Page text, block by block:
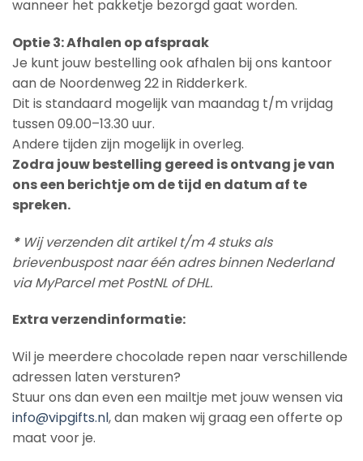
wanneer het pakketje bezorgd gaat worden.
Optie 3: Afhalen op afspraak
Je kunt jouw bestelling ook afhalen bij ons kantoor
aan de Noordenweg 22 in Ridderkerk.
Dit is standaard mogelijk van maandag t/m vrijdag
tussen 09.00–13.30 uur.
Andere tijden zijn mogelijk in overleg.
Zodra jouw bestelling gereed is ontvang je van
ons een berichtje om de tijd en datum af te
spreken.
* Wij verzenden dit artikel t/m 4 stuks als
brievenbuspost naar één adres binnen Nederland
via MyParcel met PostNL of DHL.
Extra verzendinformatie:
Wil je meerdere chocolade repen naar verschillende
adressen laten versturen?
Stuur ons dan even een mailtje met jouw wensen via
info@vipgifts.nl, dan maken wij graag een offerte op
maat voor je.